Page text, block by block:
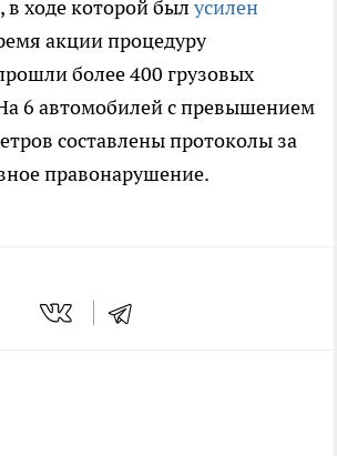
в ходе которой был усилен
акции процедуру
более 400 грузовых
6 автомобилей с превышением
составлены протоколы за
правонарушение.